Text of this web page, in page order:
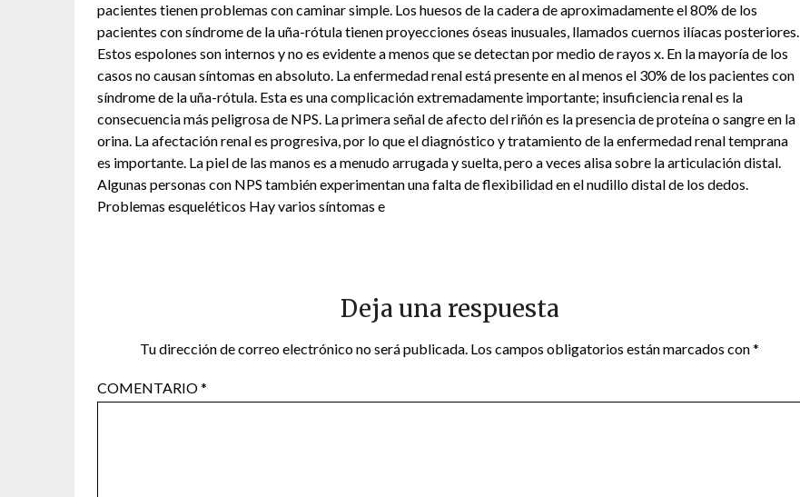
pacientes tienen problemas con caminar simple. Los huesos de la cadera de aproximadamente el 80% de los
pacientes con síndrome de la uña-rótula tienen proyecciones óseas inusuales, llamados cuernos ilíacas posteriores.
Estos espolones son internos y no es evidente a menos que se detectan por medio de rayos x. En la mayoría de los
casos no causan síntomas en absoluto. La enfermedad renal está presente en al menos el 30% de los pacientes con
síndrome de la uña-rótula. Esta es una complicación extremadamente importante; insuficiencia renal es la
consecuencia más peligrosa de NPS. La primera señal de afecto del riñón es la presencia de proteína o sangre en la
orina. La afectación renal es progresiva, por lo que el diagnóstico y tratamiento de la enfermedad renal temprana
es importante. La piel de las manos es a menudo arrugada y suelta, pero a veces alisa sobre la articulación distal.
Algunas personas con NPS también experimentan una falta de flexibilidad en el nudillo distal de los dedos.
Problemas esqueléticos Hay varios síntomas e
Deja una respuesta
Tu dirección de correo electrónico no será publicada. Los campos obligatorios están marcados con*
COMENTARIO*